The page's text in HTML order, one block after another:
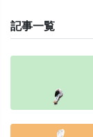
記事一覧